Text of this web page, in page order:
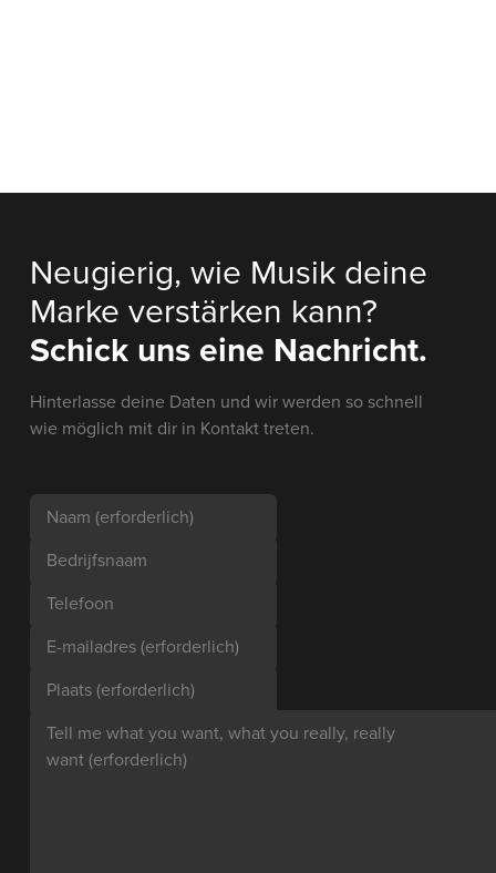
Neugierig, wie Musik deine
Marke verstärken kann?
Schick uns eine Nachricht.
Hinterlasse deine Daten und wir werden so schnell
wie möglich mit dir in Kontakt treten.
Naam (erforderlich)
Bedrijfsnaam
Telefoon
E-mailadres (erforderlich)
Plaats (erforderlich)
Tell me what you want, what you really, really
want (erforderlich)